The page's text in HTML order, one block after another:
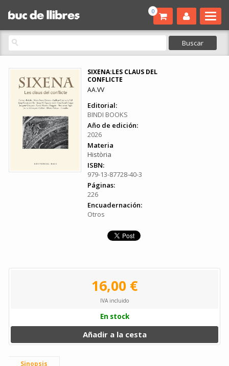
0
SIXENA:LES CLAUS DEL
CONFLICTE
AA.VV
Editorial:
BINDI BOOKS
Año de edición:
2026
Materia
Història
ISBN:
979-13-87728-40-3
Páginas:
226
Encuadernación:
Otros
16,00 €
IVA incluido
En stock
Añadir a la cesta
Sinopsis